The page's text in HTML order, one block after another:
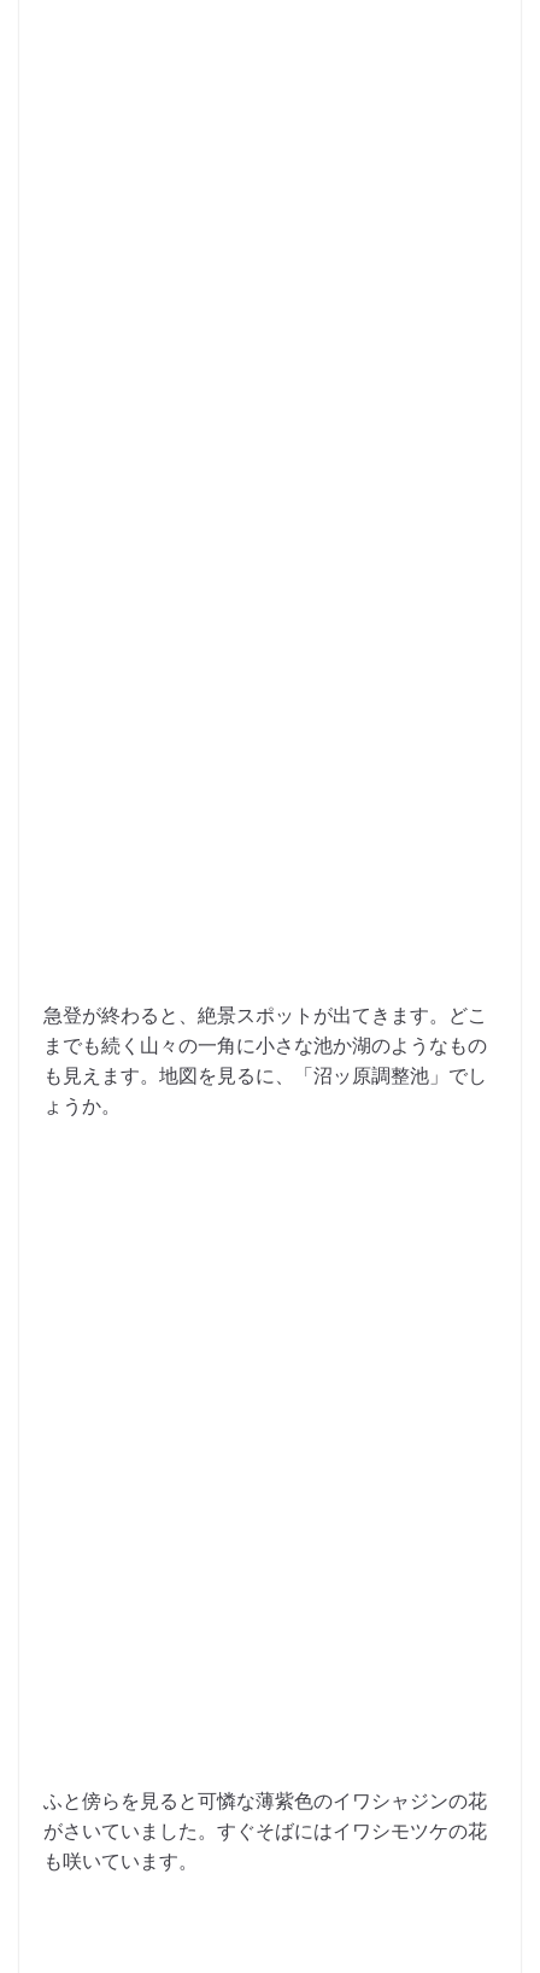
急登が終わると、絶景スポットが出てきます。どこ
までも続く山々の一角に小さな池か湖のようなもの
も見えます。地図を見るに、「沼ッ原調整池」でし
ょうか。
ふと傍らを見ると可憐な薄紫色のイワシャジンの花
がさいていました。すぐそばにはイワシモツケの花
も咲いています。